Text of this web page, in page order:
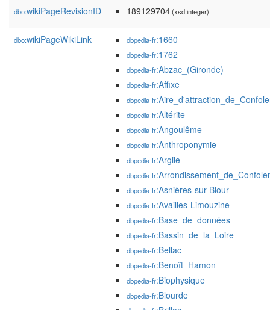
dbo:wikiPageRevisionID 189129704(xsd:integer)
dbo:wikiPageWikiLink dbpedia-fr:1660
dbpedia-fr:1762
dbpedia-fr:Abzac_(Gironde)
dbpedia-fr:Affixe
dbpedia-fr
dbpedia-fr:Altérite
dbpedia-fr:Angoulême
dbpedia-fr:Anthroponymie
dbpedia-fr:Argile
dbpedia-fr
dbpedia-fr:Asnières-sur-Blour
dbpedia-fr:Availles-Limouzine
dbpedia-fr:Base_de_données
dbpedia-fr:Bassin_de_la_Loire
dbpedia-fr:Bellac
dbpedia-fr:Benoît_Hamon
dbpedia-fr:Biophysique
dbpedia-fr:Blourde